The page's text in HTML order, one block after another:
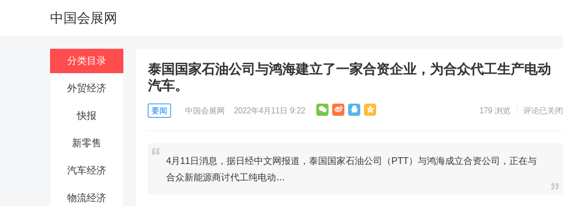
中国会展网
分类目录
外贸经济
快报
新零售
汽车经济
物流经济
泰国国家石油公司与鸿海建立了一家合资企业，为合众代工生产电动
汽车。
要闻 中国会展网 2022年4月11日 9:22 179 浏览 评论已关闭
4月11日消息，据日经中文网报道，泰国国家石油公司（PTT）与鸿海成立合资公司，正在与
合众新能源商讨代工纯电动…